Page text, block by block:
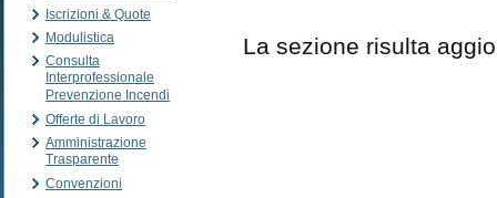
Iscrizioni & Quote
Modulistica
Consulta
Interprofessionale
Prevenzione Incendi
Offerte di Lavoro
Amministrazione
Trasparente
Convenzioni
La sezione risulta